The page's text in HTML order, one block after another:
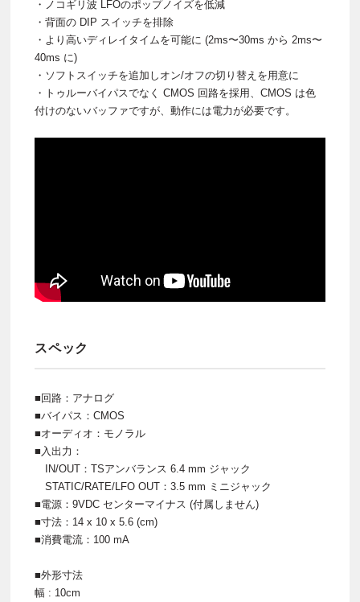
・ノコギリ波 LFOのポップノイズを低減
・背面の DIP スイッチを排除
・より高いディレイタイムを可能に (2ms〜30ms から 2ms〜
40ms に)
・ソフトスイッチを追加しオン/オフの切り替えを用意に
・トゥルーバイパスでなく CMOS 回路を採用、CMOS は色
付けのないバッファですが、動作には電力が必要です。
スペック
■回路：アナログ
■バイパス：CMOS
■オーディオ：モノラル
■入出力：
IN/OUT：TSアンバランス 6.4 mm ジャック
STATIC/RATE/LFO OUT：3.5 mm ミニジャック
■電源：9VDC センターマイナス (付属しません)
■寸法：14 x 10 x 5.6 (cm)
■消費電流：100 mA
■外形寸法
幅 : 10cm